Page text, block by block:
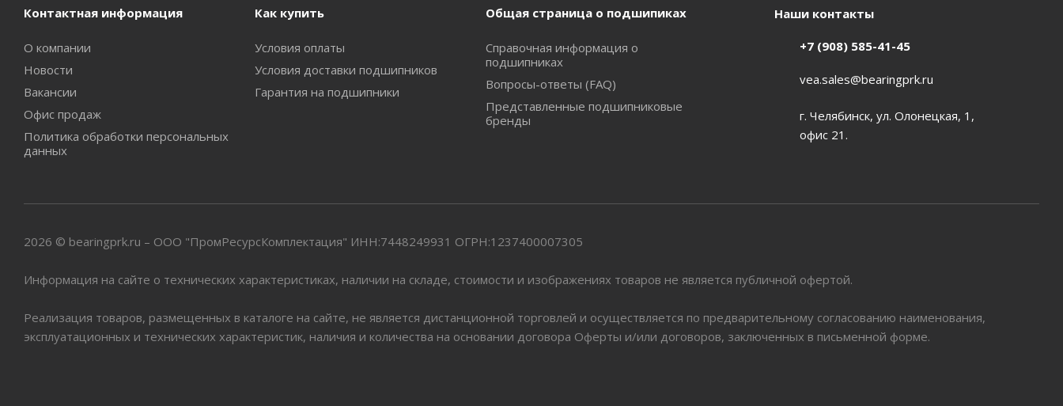
Контактная информация
О компании
Новости
Вакансии
Офис продаж
Политика обработки персональных
данных
Как купить
Условия оплаты
Условия доставки подшипников
Гарантия на подшипники
Общая страница о подшипиках
Справочная информация о
подшипниках
Вопросы-ответы (FAQ)
Представленные подшипниковые
бренды
Наши контакты
+7 (908) 585-41-45
vea.sales@bearingprk.ru
г. Челябинск, ул. Олонецкая, 1,
офис 21.
2026 © bearingprk.ru – ООО "ПромРесурсКомплектация" ИНН:7448249931 ОГРН:1237400007305
Информация на сайте о технических характеристиках, наличии на складе, стоимости и изображениях товаров не является публичной офертой.
Реализация товаров, размещенных в каталоге на сайте, не является дистанционной торговлей и осуществляется по предварительному согласованию наименования,
эксплуатационных и технических характеристик, наличия и количества на основании договора Оферты и/или договоров, заключенных в письменной форме.